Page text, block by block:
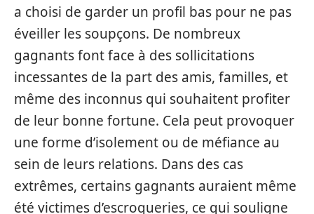
a choisi de garder un profil bas pour ne pas
éveiller les soupçons. De nombreux
gagnants font face à des sollicitations
incessantes de la part des amis, familles, et
même des inconnus qui souhaitent profiter
de leur bonne fortune. Cela peut provoquer
une forme d’isolement ou de méfiance au
sein de leurs relations. Dans des cas
extrêmes, certains gagnants auraient même
été victimes d’escroqueries, ce qui souligne